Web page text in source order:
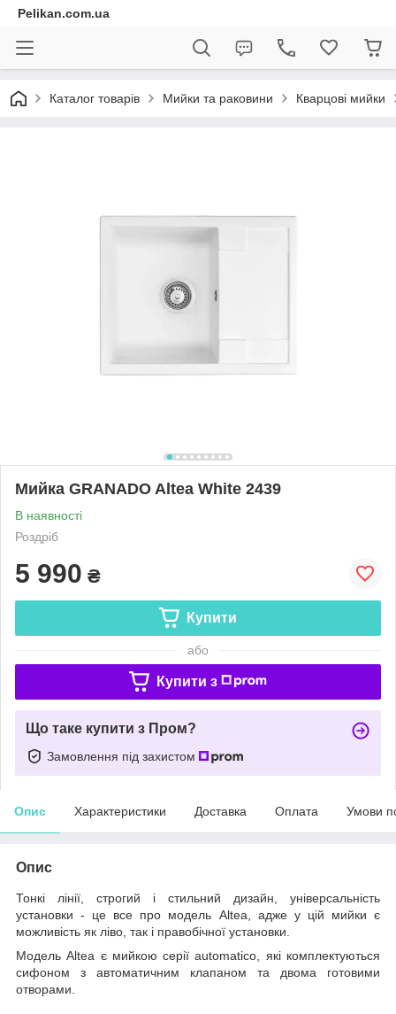
Pelikan.com.ua
Каталог товарів Мийки та раковини Кварцові мийки
Мийка GRANADO Altea White 2439
В наявності
Роздріб
5 990 ₴
Купити
або
Купити з
Що таке купити з Пром?
Замовлення під захистом
Опис Характеристики Доставка Оплата Умови
Опис
Тонкі лінії, строгий і стильний дизайн, універсальність
установки - це все про модель Altea, адже у цій мийки є
можливість як ліво, так і правобічної установки.
Модель Altea є мийкою серії automatico, які комплектуються
сифоном з автоматичним клапаном та двома готовими
отворами.